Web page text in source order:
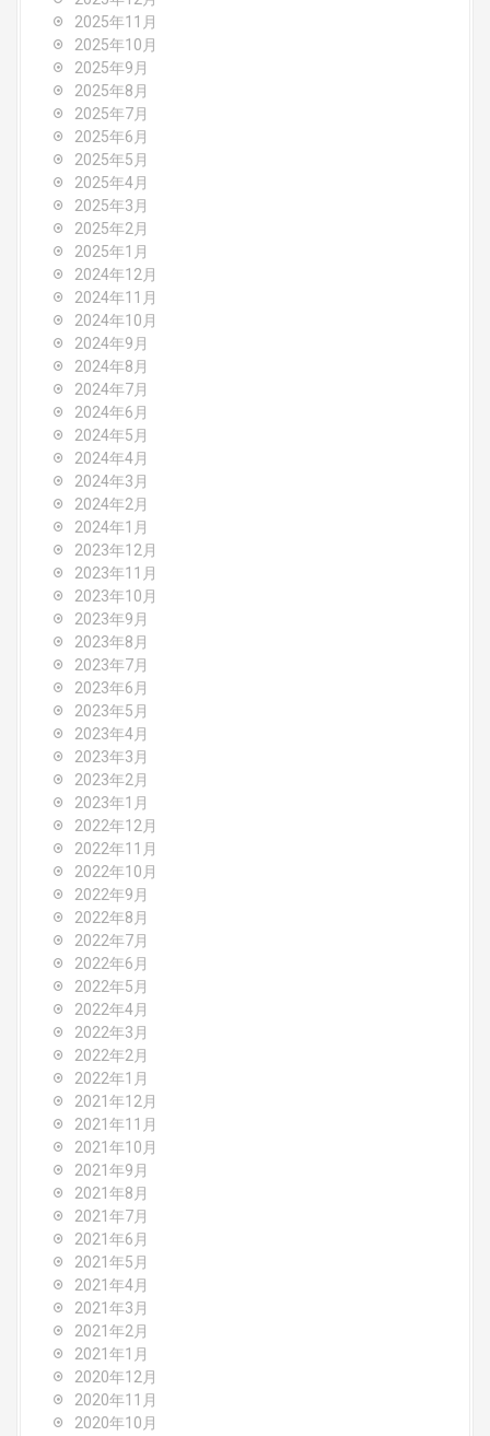
2025年11月
2025年10月
2025年9月
2025年8月
2025年7月
2025年6月
2025年5月
2025年4月
2025年3月
2025年2月
2025年1月
2024年12月
2024年11月
2024年10月
2024年9月
2024年8月
2024年7月
2024年6月
2024年5月
2024年4月
2024年3月
2024年2月
2024年1月
2023年12月
2023年11月
2023年10月
2023年9月
2023年8月
2023年7月
2023年6月
2023年5月
2023年4月
2023年3月
2023年2月
2023年1月
2022年12月
2022年11月
2022年10月
2022年9月
2022年8月
2022年7月
2022年6月
2022年5月
2022年4月
2022年3月
2022年2月
2022年1月
2021年12月
2021年11月
2021年10月
2021年9月
2021年8月
2021年7月
2021年6月
2021年5月
2021年4月
2021年3月
2021年2月
2021年1月
2020年12月
2020年11月
2020年10月